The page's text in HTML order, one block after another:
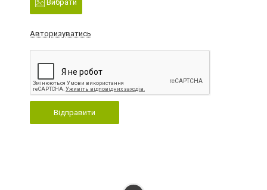
Вибрати
Авторизуватись
Відправити